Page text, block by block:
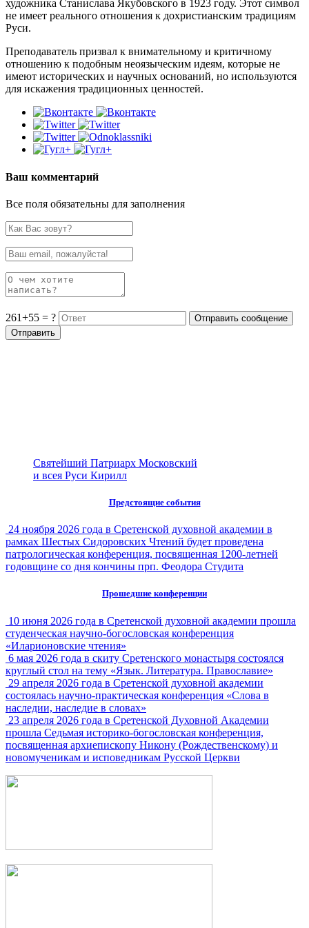
художника Станислава Якубовского в 1923 году. Этот символ
не имеет реального отношения к дохристианским традициям
Руси.
Преподаватель призвал к внимательному и критичному
отношению к подобным неоязыческим идеям, которые не
имеют исторических и научных оснований, но используются
для искажения традиционных ценностей.
Ваш комментарий
Все поля обязательны для заполнения
261+55 = ?
Святейший Патриарх Московский
и всея Руси Кирилл
Предстоящие события
24 ноября 2026 года в Сретенской духовной академии в
рамках Шестых Сидоровских Чтений будет проведена
патрологическая конференция, посвященная 1200-летней
годовщине со дня кончины прп. Феодора Студита
Прошедшие конференции
10 июня 2026 года в Сретенской духовной академии прошла
студенческая научно-богословская конференция
«Иларионовские чтения»
6 мая 2026 года в скиту Сретенского монастыря состоялся
круглый стол на тему «Язык. Литература. Православие»
29 апреля 2026 года в Сретенской духовной академии
состоялась научно-практическая конференция «Слова в
наследии, наследие в словах»
23 апреля 2026 года в Сретенской Духовной Академии
прошла Седьмая историко-богословская конференция,
посвященная архиепископу Никону (Рождественскому) и
новомученикам и исповедникам Русской Церкви